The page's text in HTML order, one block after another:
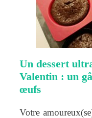
Un dessert
Valentin : un
œufs
Votre